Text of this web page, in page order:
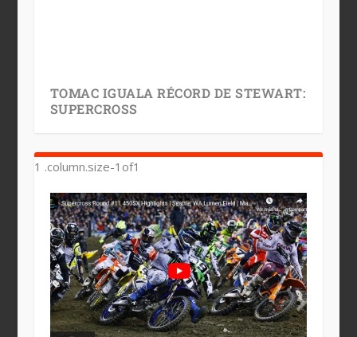
TOMAC IGUALA RÉCORD DE STEWART:
SUPERCROSS